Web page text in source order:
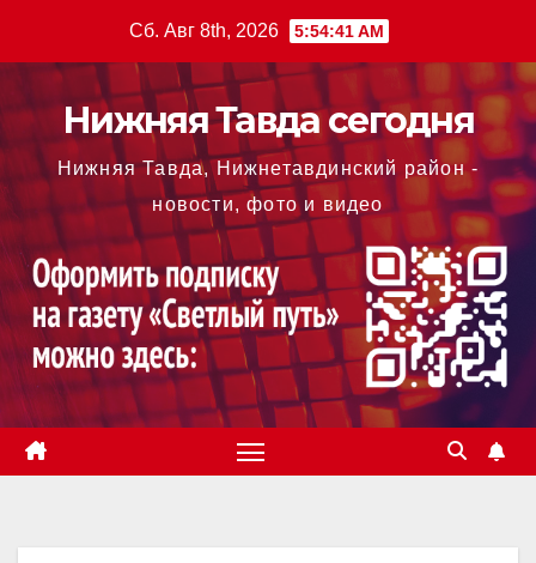
содержимому
Сб. Авг 8th, 2026 5:54:41 AM
Нижняя Тавда сегодня
Нижняя Тавда, Нижнетавдинский район -
новости, фото и видео